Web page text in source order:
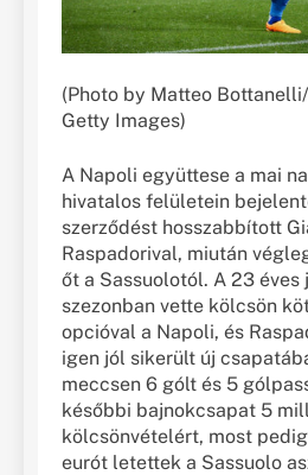
(Photo by Matteo
Getty Images)
A Napoli együttese a mai
hivatalos felületein
szerződést hosszabbított
Raspadorival, miután
őt a Sassuolotól. A 23 éves
szezonban vette kölcsön
opcióval a Napoli, és
igen jól sikerült új
meccsen 6 gólt és 5
későbbi bajnokcsapat 5
kölcsönvételért, most
eurót letettek a Sassuolo